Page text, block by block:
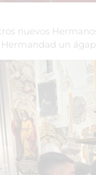
nuevos
un